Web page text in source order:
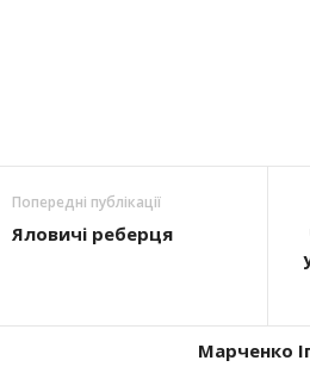
Попередні публікації
Яловичі реберця
Марченко